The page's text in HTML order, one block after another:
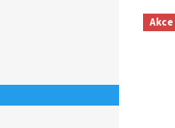
Akce